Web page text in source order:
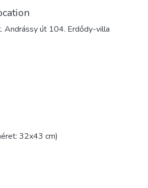
Andrássy út 104. Erdődy-villa
32x43 cm)